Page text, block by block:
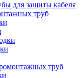
для защиты кабеля
труб
труб